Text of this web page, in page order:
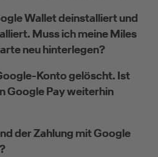
Wallet deinstalliert und
Muss ich meine Miles
neu hinterlegen?
Konto gelöscht. Ist
Google Pay weiterhin
der Zahlung mit Google